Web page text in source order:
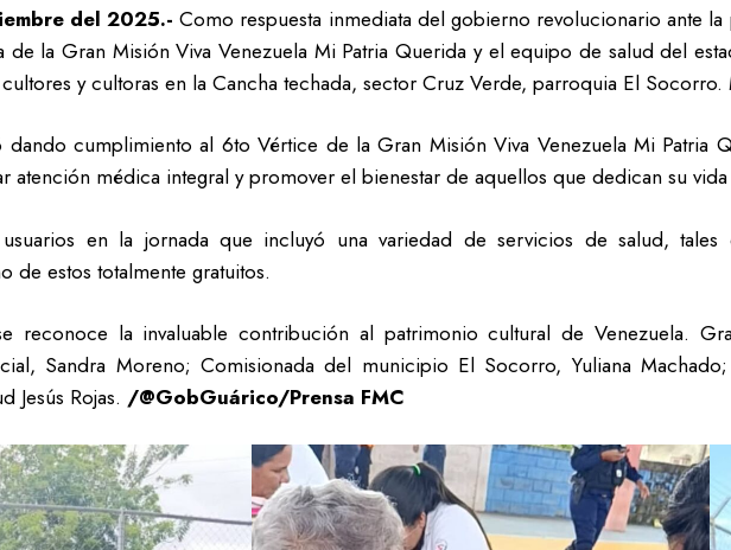
del 2025.-Como respuesta inmediata del gobierno revolucionario ante
la Gran Misión Viva Venezuela Mi Patria Querida y el equipo de salud del
y cultoras en la Cancha techada, sector Cruz Verde, parroquia El
dando cumplimiento al 6to Vértice de la Gran Misión Viva Venezuela Mi
atención médica integral y promover el bienestar de aquellos que dedican su
en la jornada que incluyó una variedad de servicios de salud, tales
de estos totalmente gratuitos.
reconoce la invaluable contribución al patrimonio cultural de Venezuela.
Sandra Moreno; Comisionada del municipio El Socorro, Yuliana
Jesús Rojas. /@GobGuárico/Prensa FMC